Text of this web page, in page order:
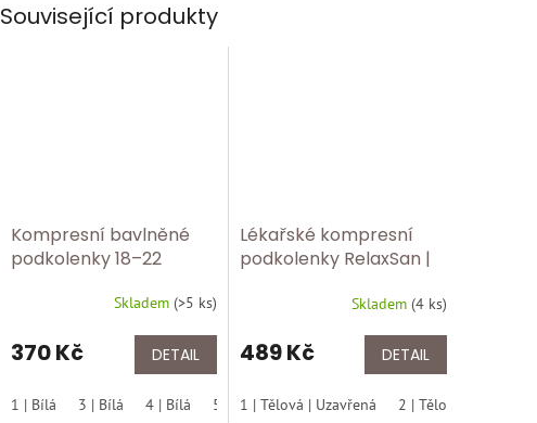
Související produkty
Kompresní bavlněné
podkolenky 18–22
komprese pro zdravé
nohy RLX 820 bílá
Skladem (>5 ks)
370 Kč DETAIL
1 | Bílá 3 | Bílá 4 | Bílá 5 | Bílá 6 | Bílá
Lékařské kompresní
podkolenky RelaxSan |
Mikrovlákno ✅ 2150
uzavřená špice tělová
Skladem (4 ks)
489 Kč DETAIL
1 | Tělová | Uzavřená 2 | Tělová | Uzavřená